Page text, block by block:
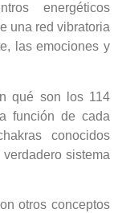
energéticos
una red vibratoria
las emociones y
qué son los 114
función de cada
conocidos
sistema
otros conceptos